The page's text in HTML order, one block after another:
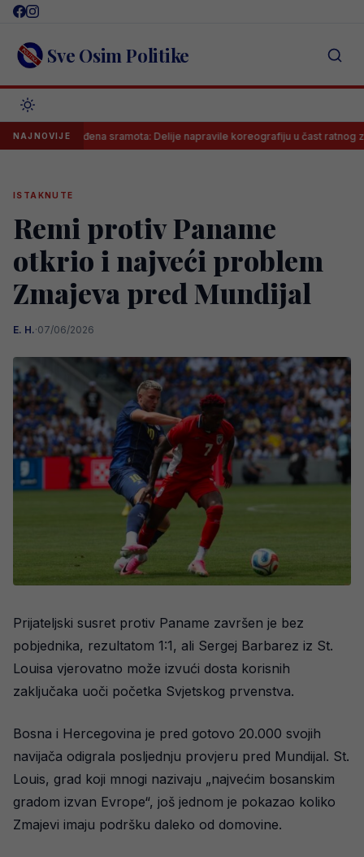
Skip
content Sve Osim Politike
NAJNOVIJE
Neviđena sramota: Delije napravile koreografiju u čast ratnog zločinca na
ISTAKNUTE
Remi protiv Paname
otkrio i najveći problem
Zmajeva pred Mundijal
E. H.·07/06/2026
Prijateljski susret protiv Paname završen je bez
pobjednika, rezultatom 1:1, ali Sergej Barbarez iz St.
Louisa vjerovatno može izvući dosta korisnih
zaključaka uoči početka Svjetskog prvenstva.
Bosna i Hercegovina je pred gotovo 20.000 svojih
navijača odigrala posljednju provjeru pred Mundijal. St.
Louis, grad koji mnogi nazivaju „najvećim bosanskim
gradom izvan Evrope“, još jednom je pokazao koliko
Zmajevi imaju podršku daleko od domovine.